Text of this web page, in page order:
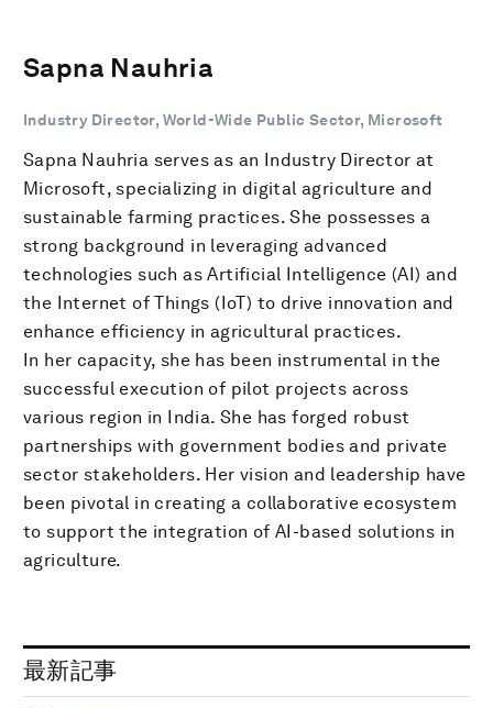
Sapna Nauhria
Industry Director, World-Wide Public Sector, Microsoft
Sapna Nauhria serves as an Industry Director at
Microsoft, specializing in digital agriculture and
sustainable farming practices. She possesses a
strong background in leveraging advanced
technologies such as Artificial Intelligence (AI) and
the Internet of Things (IoT) to drive innovation and
enhance efficiency in agricultural practices.
In her capacity, she has been instrumental in the
successful execution of pilot projects across
various region in India. She has forged robust
partnerships with government bodies and private
sector stakeholders. Her vision and leadership have
been pivotal in creating a collaborative ecosystem
to support the integration of AI-based solutions in
agriculture.
最新記事